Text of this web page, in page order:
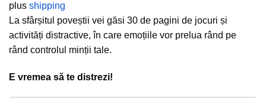
plus shipping
La sfârșitul poveștii vei găsi 30 de pagini de jocuri și
activități distractive, în care emoțiile vor prelua rând pe
rând controlul minții tale.
E vremea să te distrezi!